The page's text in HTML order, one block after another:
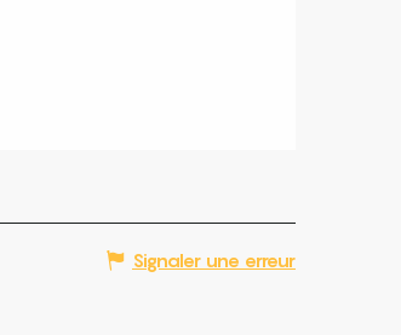
Signaler une erreur